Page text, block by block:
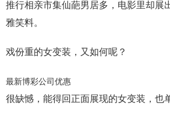
推行相亲市集仙葩男居多，电影里却展
雅笑料。
戏份重的女变装，又如何呢？
最新博彩公司优惠
很缺憾，能得回正面展现的女变装，也